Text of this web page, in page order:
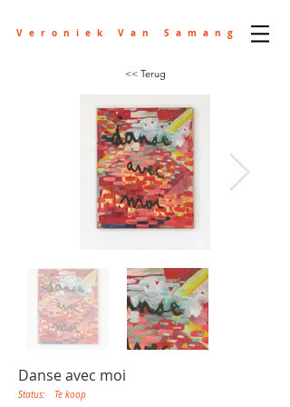
Veroniek Van Samang
<< Terug
Danse avec moi
Status: Te koop